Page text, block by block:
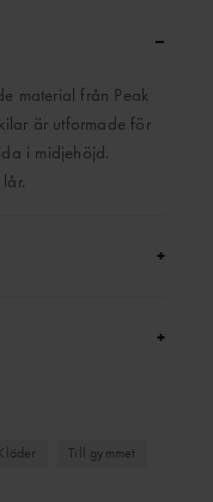
–
material från Peak
är utformade för
i midjehöjd.
+
+
Till gymmet